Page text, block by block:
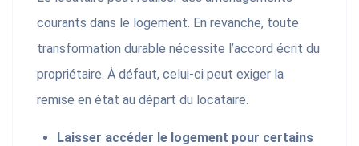
courants dans le logement. En revanche, toute
transformation durable nécessite l’accord écrit du
propriétaire. À défaut, celui-ci peut exiger la
remise en état au départ du locataire.
Laisser accéder le logement pour certains